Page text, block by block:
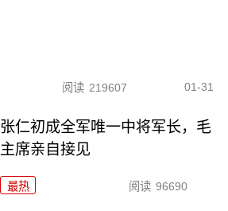
阅读 219607 01-31
张仁初成全军唯一中将军长，毛
主席亲自接见
最热 阅读 96690